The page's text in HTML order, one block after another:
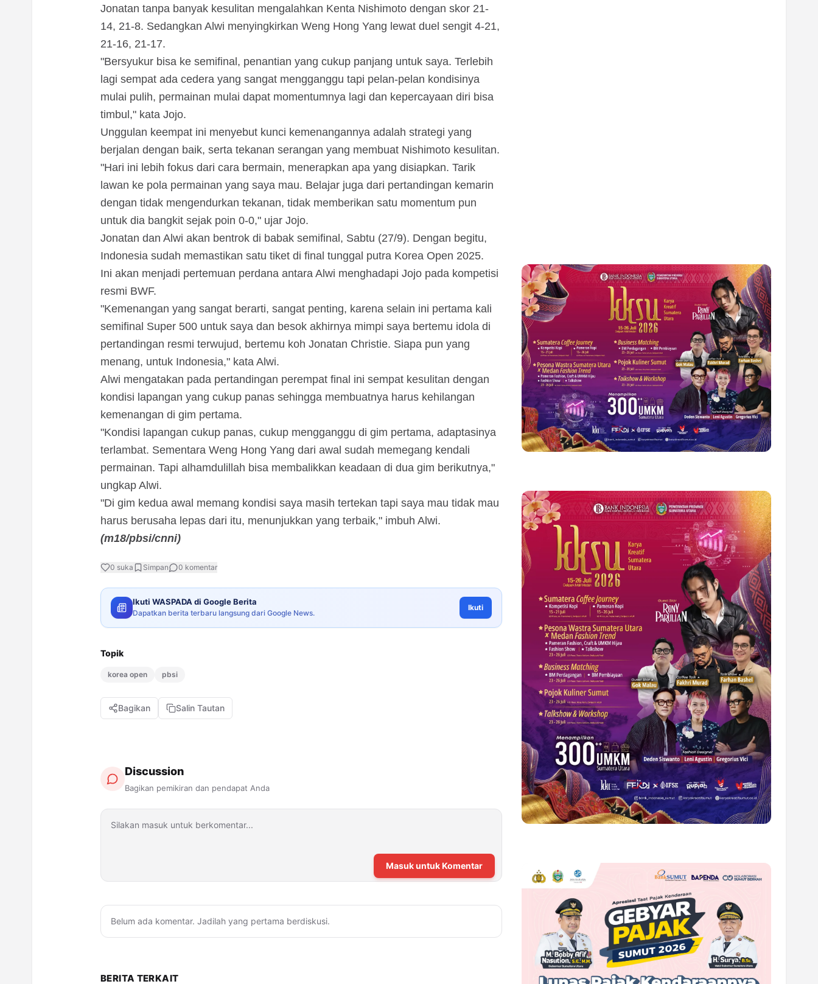
Jonatan tanpa banyak kesulitan mengalahkan Kenta Nishimoto dengan skor 21-
14, 21-8. Sedangkan Alwi menyingkirkan Weng Hong Yang lewat duel sengit 4-21,
21-16, 21-17.
"Bersyukur bisa ke semifinal, penantian yang cukup panjang untuk saya. Terlebih
lagi sempat ada cedera yang sangat mengganggu tapi pelan-pelan kondisinya
mulai pulih, permainan mulai dapat momentumnya lagi dan kepercayaan diri bisa
timbul," kata Jojo.
Unggulan keempat ini menyebut kunci kemenangannya adalah strategi yang
berjalan dengan baik, serta tekanan serangan yang membuat Nishimoto kesulitan.
"Hari ini lebih fokus dari cara bermain, menerapkan apa yang disiapkan. Tarik
lawan ke pola permainan yang saya mau. Belajar juga dari pertandingan kemarin
dengan tidak mengendurkan tekanan, tidak memberikan satu momentum pun
untuk dia bangkit sejak poin 0-0," ujar Jojo.
Jonatan dan Alwi akan bentrok di babak semifinal, Sabtu (27/9). Dengan begitu,
Indonesia sudah memastikan satu tiket di final tunggal putra Korea Open 2025.
Ini akan menjadi pertemuan perdana antara Alwi menghadapi Jojo pada kompetisi
resmi BWF.
"Kemenangan yang sangat berarti, sangat penting, karena selain ini pertama kali
semifinal Super 500 untuk saya dan besok akhirnya mimpi saya bertemu idola di
pertandingan resmi terwujud, bertemu koh Jonatan Christie. Siapa pun yang
menang, untuk Indonesia," kata Alwi.
Alwi mengatakan pada pertandingan perempat final ini sempat kesulitan dengan
kondisi lapangan yang cukup panas sehingga membuatnya harus kehilangan
kemenangan di gim pertama.
"Kondisi lapangan cukup panas, cukup mengganggu di gim pertama, adaptasinya
terlambat. Sementara Weng Hong Yang dari awal sudah memegang kendali
permainan. Tapi alhamdulillah bisa membalikkan keadaan di dua gim berikutnya,"
ungkap Alwi.
"Di gim kedua awal memang kondisi saya masih tertekan tapi saya mau tidak mau
harus berusaha lepas dari itu, menunjukkan yang terbaik," imbuh Alwi.
(m18/pbsi/cnni)
0 suka Simpan 0 komentar
Ikuti WASPADA di Google Berita
Dapatkan berita terbaru langsung dari Google News.
Ikuti
Topik
korea open pbsi
Bagikan Salin Tautan
Discussion
Bagikan pemikiran dan pendapat Anda
Masuk untuk Komentar
Belum ada komentar. Jadilah yang pertama berdiskusi.
BERITA TERKAIT